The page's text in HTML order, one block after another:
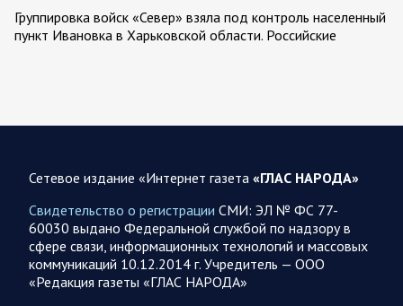
Группировка войск «Север» взяла под контроль населенный
пункт Ивановка в Харьковской области. Российские
Олег Царев сообщает: Мониторинг противника насчитал
якобы «сбиты/подавлены» – 135. В Киеве…
08.08.2026 10:05
Спецоперация
Фронтовая сводка Олега Царева 8 августа 2026 года
Сетевое издание «Интернет газета «ГЛАС НАРОДА»
Свидетельство о регистрации СМИ: ЭЛ № ФС 77-
60030 выдано Федеральной службой по надзору в
сфере связи, информационных технологий и массовых
коммуникаций 10.12.2014 г. Учредитель — ООО
«Редакция газеты «ГЛАС НАРОДА»